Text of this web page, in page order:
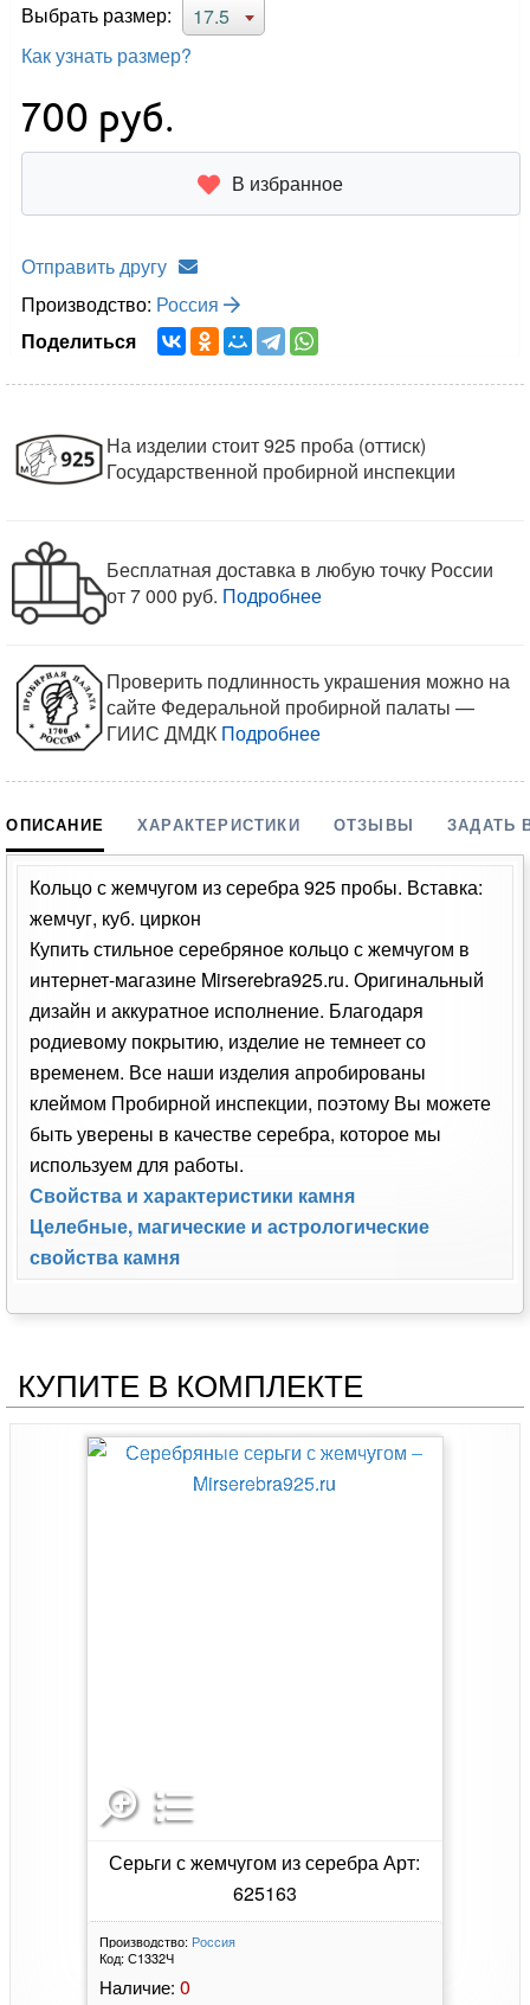
Выбрать размер:
17.5
Как узнать размер?
700 руб.
В избранное
Отправить другу
Производство: Россия
Поделиться
На изделии стоит 925 проба (оттиск)
Государственной пробирной инспекции
Бесплатная доставка в любую точку России
от 7 000 руб. Подробнее
Проверить подлинность украшения можно на
сайте Федеральной пробирной палаты —
ГИИС ДМДК Подробнее
ОПИСАНИЕ ХАРАКТЕРИСТИКИ ОТЗЫВЫ ЗАДАТЬ
Кольцо с жемчугом из серебра 925 пробы. Вставка:
жемчуг, куб. циркон
Купить стильное серебряное кольцо с жемчугом в
интернет-магазине Mirserebra925.ru. Оригинальный
дизайн и аккуратное исполнение. Благодаря
родиевому покрытию, изделие не темнеет со
временем. Все наши изделия апробированы
клеймом Пробирной инспекции, поэтому Вы можете
быть уверены в качестве серебра, которое мы
используем для работы.
Свойства и характеристики камня
Целебные, магические и астрологические
свойства камня
КУПИТЕ В КОМПЛЕКТЕ
Серьги с жемчугом из серебра Арт:
625163
Производство: Россия
Код: С1332Ч
Наличие: 0